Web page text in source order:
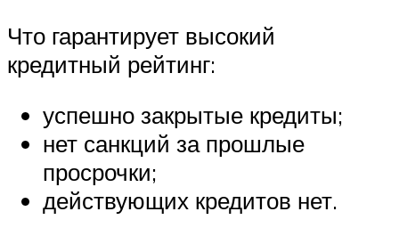
Что гарантирует высокий
кредитный рейтинг:
успешно закрытые кредиты;
нет санкций за прошлые
просрочки;
действующих кредитов нет.